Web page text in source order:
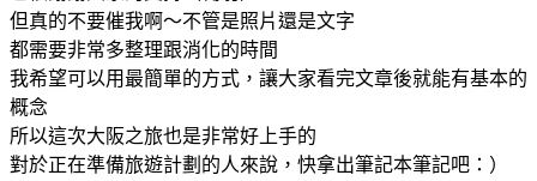
但真的不要催我啊～不管是照片還是文字
都需要非常多整理跟消化的時間
我希望可以用最簡單的方式，讓大家看完文章後就能有基本的
概念
所以這次大阪之旅也是非常好上手的
對於正在準備旅遊計劃的人來說，快拿出筆記本筆記吧：）